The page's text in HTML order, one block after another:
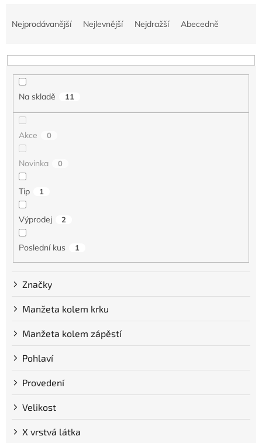
n
Nejprodávanější Nejlevnější Nejdražší Abecedně
Na skladě 11
Akce 0
Novinka 0
Tip 1
Výprodej 2
Poslední kus 1
Značky
Manžeta kolem krku
Manžeta kolem zápěstí
Pohlaví
Provedení
Velikost
X vrstvá látka